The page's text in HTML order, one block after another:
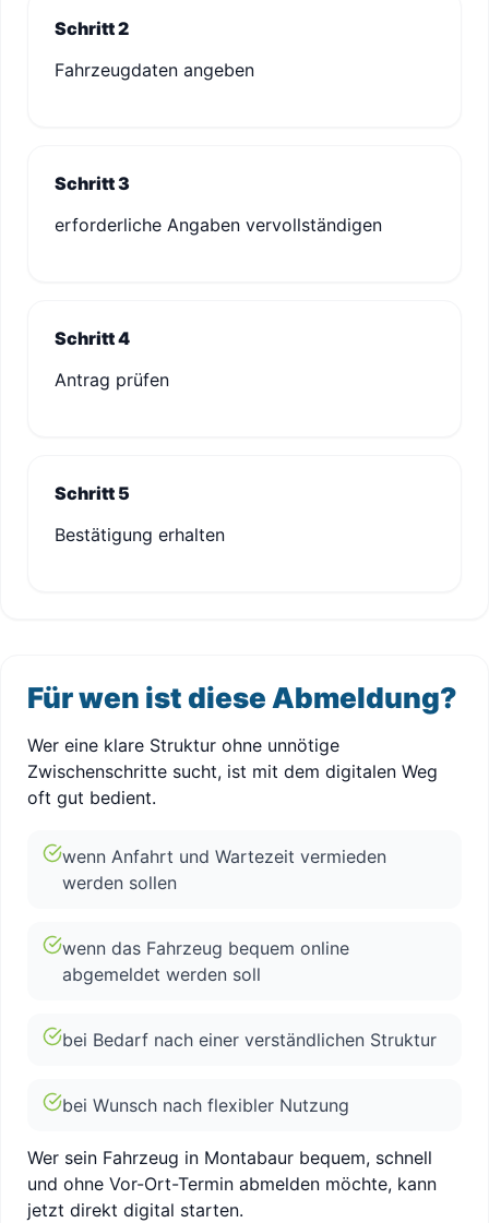
Schritt 2
Fahrzeugdaten angeben
Schritt 3
erforderliche Angaben vervollständigen
Schritt 4
Antrag prüfen
Schritt 5
Bestätigung erhalten
Für wen ist diese Abmeldung?
Wer eine klare Struktur ohne unnötige
Zwischenschritte sucht, ist mit dem digitalen Weg
oft gut bedient.
wenn Anfahrt und Wartezeit vermieden
werden sollen
wenn das Fahrzeug bequem online
abgemeldet werden soll
bei Bedarf nach einer verständlichen Struktur
bei Wunsch nach flexibler Nutzung
Wer sein Fahrzeug in Montabaur bequem, schnell
und ohne Vor-Ort-Termin abmelden möchte, kann
jetzt direkt digital starten.